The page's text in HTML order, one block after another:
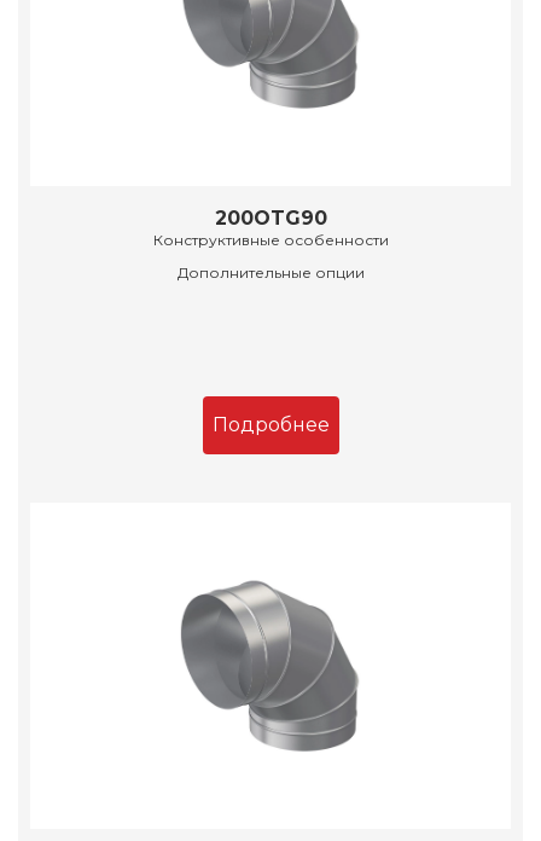
200OTG90
Конструктивные особенности
Дополнительные опции
Подробнее